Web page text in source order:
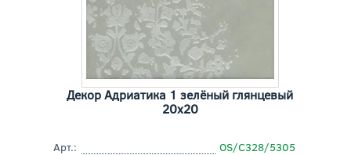
Декор Адриатика 1 зелёный глянцевый
20x20
Арт.:
OS/C328/5305